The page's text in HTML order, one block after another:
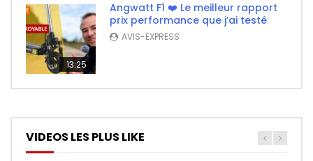
13:25
Angwatt F1 ❤️ Le meilleur rapport
prix performance que j’ai testé
AVIS-EXPRESS
VIDEOS LES PLUS LIKE